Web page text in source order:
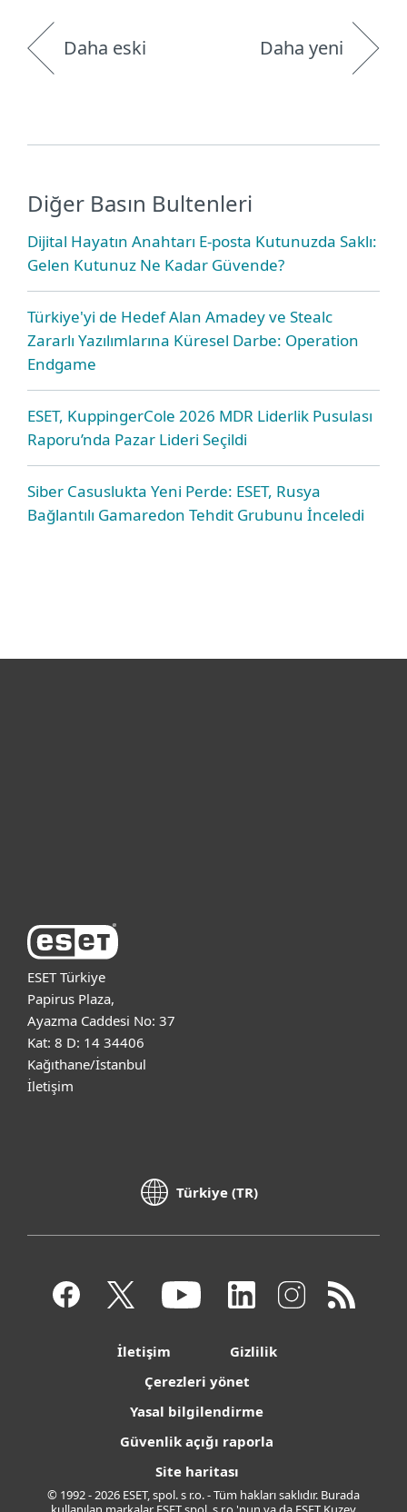
Daha eski Daha yeni
Diğer Basın Bultenleri
Dijital Hayatın Anahtarı E-posta Kutunuzda Saklı:
Gelen Kutunuz Ne Kadar Güvende?
Türkiye'yi de Hedef Alan Amadey ve Stealc
Zararlı Yazılımlarına Küresel Darbe: Operation
Endgame
ESET, KuppingerCole 2026 MDR Liderlik Pusulası
Raporu’nda Pazar Lideri Seçildi
Siber Casuslukta Yeni Perde: ESET, Rusya
Bağlantılı Gamaredon Tehdit Grubunu İnceledi
ESET Türkiye
Papirus Plaza,
Ayazma Caddesi No: 37
Kat: 8 D: 14 34406
Kağıthane/İstanbul
İletişim
Türkiye (TR)
İletişim
Gizlilik
Çerezleri yönet
Yasal bilgilendirme
Güvenlik açığı raporla
Site haritası
© 1992 - 2026 ESET, spol. s r.o. - Tüm hakları saklıdır. Burada